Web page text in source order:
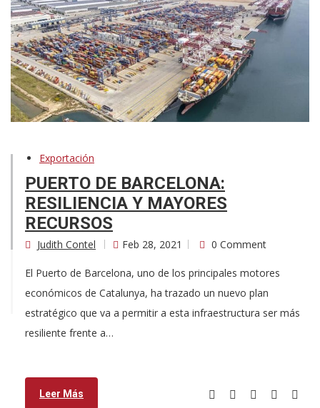
Exportación
PUERTO DE BARCELONA:
RESILIENCIA Y MAYORES
RECURSOS
Judith Contel Feb 28, 2021 0 Comment
El Puerto de Barcelona, uno de los principales motores
económicos de Catalunya, ha trazado un nuevo plan
estratégico que va a permitir a esta infraestructura ser más
resiliente frente a…
Leer Más